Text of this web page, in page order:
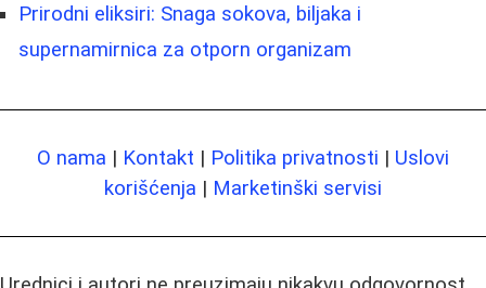
Prirodni eliksiri: Snaga sokova, biljaka i
supernamirnica za otporn organizam
O nama | Kontakt | Politika privatnosti | Uslovi
korišćenja | Marketinški servisi